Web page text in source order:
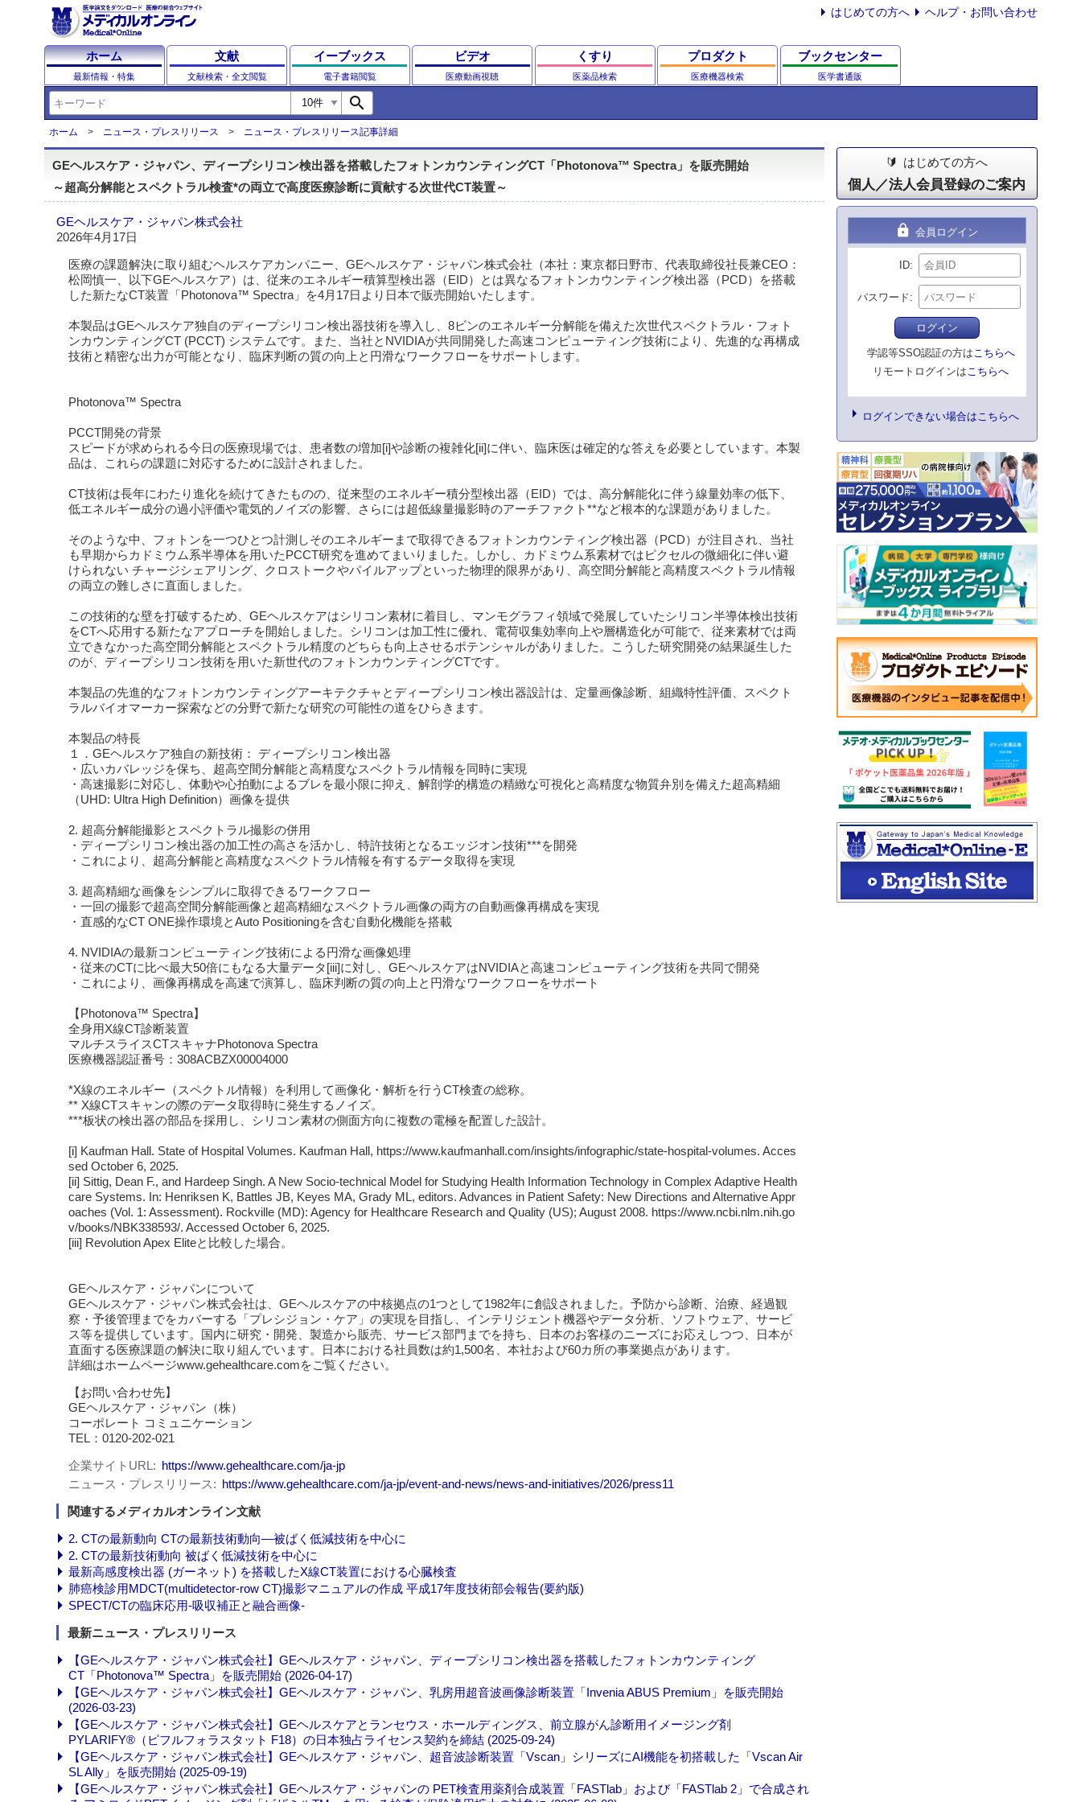
はじめての方へ ヘルプ・お問い合わせ
ホーム
最新情報・特集
文献
文献検索・全文閲覧
イーブックス
電子書籍閲覧
ビデオ
医療動画視聴
くすり
医薬品検索
プロダクト
医療機器検索
ブックセンター
医学書通販
search
ホーム ニュース・プレスリリース ニュース・プレスリリース記事詳細
GEヘルスケア・ジャパン、ディープシリコン検出器を搭載したフォトンカウンティングCT「Photonova™ Spectra」を販売開始
～超高分解能とスペクトラル検査*の両立で高度医療診断に貢献する次世代CT装置～
GEヘルスケア・ジャパン株式会社
2026年4月17日
医療の課題解決に取り組むヘルスケアカンパニー、GEヘルスケア・ジャパン株式会社（本社：東京都日野市、代表取締役社長兼CEO：
松岡慎一、以下GEヘルスケア）は、従来のエネルギー積算型検出器（EID）とは異なるフォトンカウンティング検出器（PCD）を搭載
した新たなCT装置「Photonova™ Spectra」を4月17日より日本で販売開始いたします。
本製品はGEヘルスケア独自のディープシリコン検出器技術を導入し、8ビンのエネルギー分解能を備えた次世代スペクトラル・フォト
ンカウンティングCT (PCCT) システムです。また、当社とNVIDIAが共同開発した高速コンピューティング技術により、先進的な再構成
技術と精密な出力が可能となり、臨床判断の質の向上と円滑なワークフローをサポートします。
Photonova™ Spectra
PCCT開発の背景
スピードが求められる今日の医療現場では、患者数の増加[i]や診断の複雑化[ii]に伴い、臨床医は確定的な答えを必要としています。本製
品は、これらの課題に対応するために設計されました。
CT技術は長年にわたり進化を続けてきたものの、従来型のエネルギー積分型検出器（EID）では、高分解能化に伴う線量効率の低下、
低エネルギー成分の過小評価や電気的ノイズの影響、さらには超低線量撮影時のアーチファクト**など根本的な課題がありました。
そのような中、フォトンを一つひとつ計測しそのエネルギーまで取得できるフォトンカウンティング検出器（PCD）が注目され、当社
も早期からカドミウム系半導体を用いたPCCT研究を進めてまいりました。しかし、カドミウム系素材ではピクセルの微細化に伴い避
けられない チャージシェアリング、クロストークやパイルアップといった物理的限界があり、高空間分解能と高精度スペクトラル情報
の両立の難しさに直面しました。
この技術的な壁を打破するため、GEヘルスケアはシリコン素材に着目し、マンモグラフィ領域で発展していたシリコン半導体検出技術
をCTへ応用する新たなアプローチを開始しました。シリコンは加工性に優れ、電荷収集効率向上や層構造化が可能で、従来素材では両
立できなかった高空間分解能とスペクトラル精度のどちらも向上させるポテンシャルがありました。こうした研究開発の結果誕生した
のが、ディープシリコン技術を用いた新世代のフォトンカウンティングCTです。
本製品の先進的なフォトンカウンティングアーキテクチャとディープシリコン検出器設計は、定量画像診断、組織特性評価、スペクト
ラルバイオマーカー探索などの分野で新たな研究の可能性の道をひらきます。
本製品の特長
１．GEヘルスケア独自の新技術： ディープシリコン検出器
・広いカバレッジを保ち、超高空間分解能と高精度なスペクトラル情報を同時に実現
・高速撮影に対応し、体動や心拍動によるブレを最小限に抑え、解剖学的構造の精緻な可視化と高精度な物質弁別を備えた超高精細
（UHD: Ultra High Definition）画像を提供
2. 超高分解能撮影とスペクトラル撮影の併用
・ディープシリコン検出器の加工性の高さを活かし、特許技術となるエッジオン技術***を開発
・これにより、超高分解能と高精度なスペクトラル情報を有するデータ取得を実現
3. 超高精細な画像をシンプルに取得できるワークフロー
・一回の撮影で超高空間分解能画像と超高精細なスペクトラル画像の両方の自動画像再構成を実現
・直感的なCT ONE操作環境とAuto Positioningを含む自動化機能を搭載
4. NVIDIAの最新コンピューティング技術による円滑な画像処理
・従来のCTに比べ最大50倍にもなる大量データ[iii]に対し、GEヘルスケアはNVIDIAと高速コンピューティング技術を共同で開発
・これにより、画像再構成を高速で演算し、臨床判断の質の向上と円滑なワークフローをサポート
【Photonova™ Spectra】
全身用X線CT診断装置
マルチスライスCTスキャナPhotonova Spectra
医療機器認証番号：308ACBZX00004000
*X線のエネルギー（スペクトル情報）を利用して画像化・解析を行うCT検査の総称。
** X線CTスキャンの際のデータ取得時に発生するノイズ。
***板状の検出器の部品を採用し、シリコン素材の側面方向に複数の電極を配置した設計。
[i] Kaufman Hall. State of Hospital Volumes. Kaufman Hall, https://www.kaufmanhall.com/insights/infographic/state-hospital-volumes. Acces
sed October 6, 2025.
[ii] Sittig, Dean F., and Hardeep Singh. A New Socio-technical Model for Studying Health Information Technology in Complex Adaptive Health
care Systems. In: Henriksen K, Battles JB, Keyes MA, Grady ML, editors. Advances in Patient Safety: New Directions and Alternative Appr
oaches (Vol. 1: Assessment). Rockville (MD): Agency for Healthcare Research and Quality (US); August 2008. https://www.ncbi.nlm.nih.go
v/books/NBK338593/. Accessed October 6, 2025.
[iii] Revolution Apex Eliteと比較した場合。
GEヘルスケア・ジャパンについて
GEヘルスケア・ジャパン株式会社は、GEヘルスケアの中核拠点の1つとして1982年に創設されました。予防から診断、治療、経過観
察・予後管理までをカバーする「プレシジョン・ケア」の実現を目指し、インテリジェント機器やデータ分析、ソフトウェア、サービ
ス等を提供しています。国内に研究・開発、製造から販売、サービス部門までを持ち、日本のお客様のニーズにお応えしつつ、日本が
直面する医療課題の解決に取り組んでいます。日本における社員数は約1,500名、本社および60カ所の事業拠点があります。
詳細はホームページwww.gehealthcare.comをご覧ください。
【お問い合わせ先】
GEヘルスケア・ジャパン（株）
コーポレート コミュニケーション
TEL：0120-202-021
企業サイトURL
https://www.gehealthcare.com/ja-jp
ニュース・プレスリリース
https://www.gehealthcare.com/ja-jp/event-and-news/news-and-initiatives/2026/press11
関連するメディカルオンライン文献
2. CTの最新動向 CTの最新技術動向―被ばく低減技術を中心に
2. CTの最新技術動向 被ばく低減技術を中心に
最新高感度検出器 (ガーネット) を搭載したX線CT装置における心臓検査
肺癌検診用MDCT(multidetector-row CT)撮影マニュアルの作成 平成17年度技術部会報告(要約版)
SPECT/CTの臨床応用‐吸収補正と融合画像‐
最新ニュース・プレスリリース
【GEヘルスケア・ジャパン株式会社】GEヘルスケア・ジャパン、ディープシリコン検出器を搭載したフォトンカウンティング
CT「Photonova™ Spectra」を販売開始 (2026-04-17)
【GEヘルスケア・ジャパン株式会社】GEヘルスケア・ジャパン、乳房用超音波画像診断装置「Invenia ABUS Premium」を販売開始
(2026-03-23)
【GEヘルスケア・ジャパン株式会社】GEヘルスケアとランセウス・ホールディングス、前立腺がん診断用イメージング剤
PYLARIFY®（ピフルフォラスタット F18）の日本独占ライセンス契約を締結 (2025-09-24)
【GEヘルスケア・ジャパン株式会社】GEヘルスケア・ジャパン、超音波診断装置「Vscan」シリーズにAI機能を初搭載した「Vscan Air
SL Ally」を販売開始 (2025-09-19)
【GEヘルスケア・ジャパン株式会社】GEヘルスケア・ジャパンの PET検査用薬剤合成装置「FASTlab」および「FASTlab 2」で合成され
はじめての方へ
個人／法人会員登録のご案内
lock 会員ログイン
ID
パスワード
ログイン
学認等SSO認証の方はこちらへ
リモートログインはこちらへ
ログインできない場合はこちらへ